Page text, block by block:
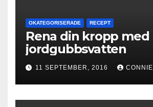
OKATEGORISERADE RECEPT
Rena din kropp med
jordgubbsvatten
11 SEPTEMBER, 2016 CONNIE